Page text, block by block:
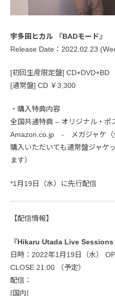
宇多田ヒカル 『BADモード』
Release Date：2022.02.23
[初回生産限定盤]
[通常盤] CD ￥3,300
・購入特典内容
全国共通特典 – オリジナル・ポ
Amazon.co.jp - メガジャケ（
購入いただいても通常盤ジャケ
ます）
*1月19日（水）に先行配信
【配信情報】
『Hikaru Utada Live
日時：2022年1月19日（水）
CLOSE 21:00 （予定）
配信：
[国内]